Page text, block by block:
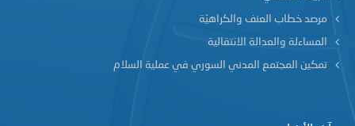
مرصد خطاب العنف والكراهيّة
المساءلة والعدالة الانتقالية
تمكين المجتمع المدني السوري في عملية السلام